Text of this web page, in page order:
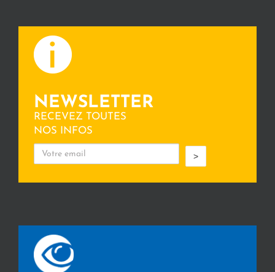
NEWSLETTER
RECEVEZ TOUTES
NOS INFOS
>